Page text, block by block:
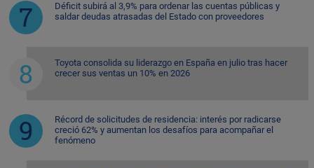
Déficit subirá al 3,9% para ordenar las cuentas públicas y
saldar deudas atrasadas del Estado con proveedores
Toyota consolida su liderazgo en España en julio tras hacer
crecer sus ventas un 10% en 2026
Récord de solicitudes de residencia: interés por radicarse
creció 62% y aumentan los desafíos para acompañar el
fenómeno